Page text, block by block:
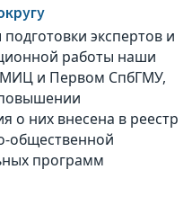
экспертов и
работы наши
и Первом СпбГМУ,
о них внесена в реестр
общественной
программ